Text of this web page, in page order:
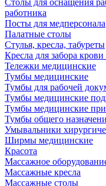
Столы для оснащения
работника
Посты для медперсонала
Палатные столы
Стулья, кресла, табуреты
Кресла для забора
Тележки медицинские
Тумбы медицинские
Тумбы для рабочей
Тумбы медицинские
Тумбы медицинские
Тумбы общего
Умывальники
Ширмы медицинские
Красота
Массажное
Массажные кресла
Массажные столы